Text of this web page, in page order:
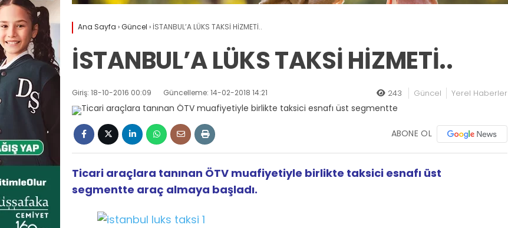
Ana Sayfa ›Güncel › İSTANBUL’A LÜKS TAKSİ HİZMETİ..
İSTANBUL’A LÜKS TAKSİ HİZMETİ..
Giriş: 18-10-2016 00:09 Güncelleme: 14-02-2018 14:21 243 Güncel Yerel Haberler
ABONE OL
Ticari araçlara tanınan ÖTV muafiyetiyle birlikte taksici esnafı üst
segmentte araç almaya başladı.